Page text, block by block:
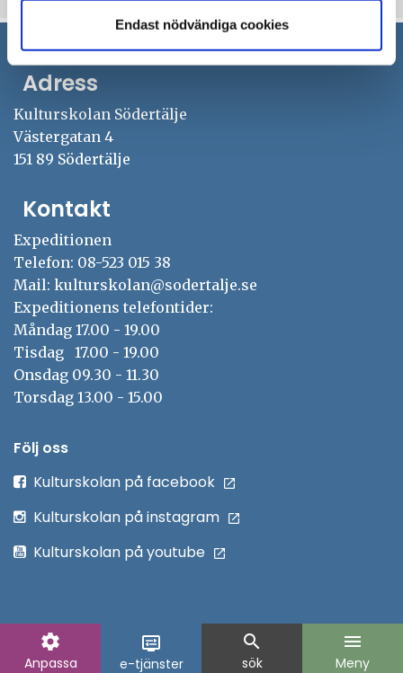
Endast nödvändiga cookies
settings
Anpassa
display_settings
e-tjänster
search
sök
menu
Meny
Adress
Kulturskolan Södertälje
Västergatan 4
151 89 Södertälje
Kontakt
Expeditionen
Telefon: 08-523 015 38
Mail: kulturskolan@sodertalje.se
Expeditionens telefontider:
Måndag 17.00 - 19.00
Tisdag 17.00 - 19.00
Onsdag 09.30 - 11.30
Torsdag 13.00 - 15.00
Följ oss
Kulturskolan på facebookÖppna
nytt
fönster
Kulturskolan på instagram
Kulturskolan på youtube Öppna
fönster